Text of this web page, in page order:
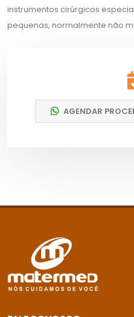
instrumentos cirúrgicos
pequenas, normalmente não
AGENDAR